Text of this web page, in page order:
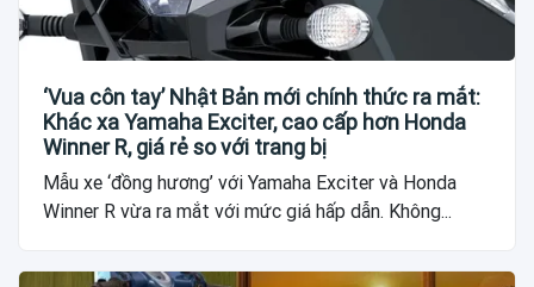
‘Vua côn tay’ Nhật Bản mới chính thức ra mắt:
Khác xa Yamaha Exciter, cao cấp hơn Honda
Winner R, giá rẻ so với trang bị
Mẫu xe ‘đồng hương’ với Yamaha Exciter và Honda
Winner R vừa ra mắt với mức giá hấp dẫn. Không...